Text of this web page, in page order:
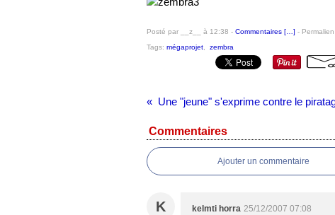
Posté par __z__ à 12:38 - Commentaires [ ] -
Tags: mégaprojet zembra
Une "jeune" s'exprime contre le
Commentaires
Ajouter un commentaire
K kelmti horra 25/12/2007 07:08